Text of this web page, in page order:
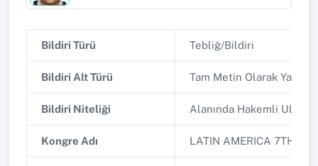
Bildiri Türü Tebliğ/Bildiri
Bildiri Alt Türü Tam Metin Olarak
Bildiri Niteliği Alanında Hakemli
Kongre Adı LATIN AMERICA 7TH